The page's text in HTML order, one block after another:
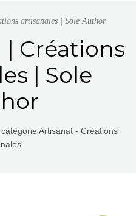
artisanales | Sole Author
| Créations
| Sole
Artisanat - Créations